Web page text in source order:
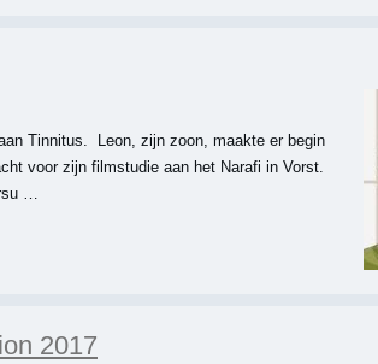
Tinnitus. Leon, zijn zoon, maakte er begin
voor zijn filmstudie aan het Narafi in Vorst.
…
2017